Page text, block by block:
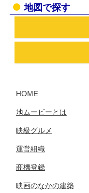
地図で探す
HOME
地ムービーとは
映級グルメ
運営組織
商標登録
映画のなかの建築